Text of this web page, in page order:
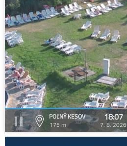
POĽNÝ KESOV
175 m
18:07
7. 8. 2026